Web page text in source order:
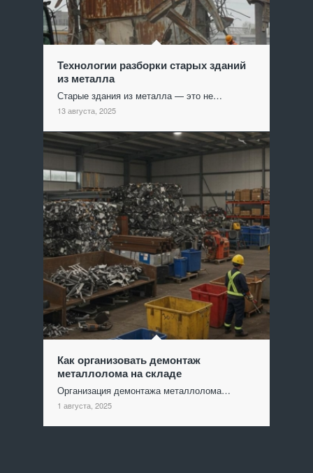
Технологии разборки старых зданий
из металла
Старые здания из металла — это не…
13 августа, 2025
Как организовать демонтаж
металлолома на складе
Организация демонтажа металлолома…
1 августа, 2025